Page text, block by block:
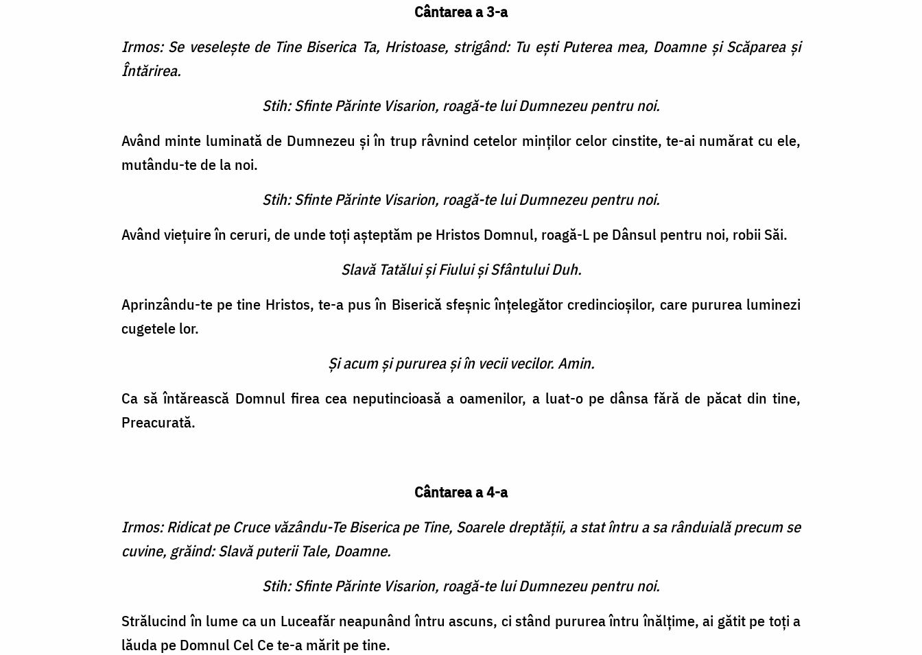
Cântarea a 3-a
Irmos: Se veseleşte de Tine Biserica Ta, Hristoase, strigând: Tu eşti Puterea mea, Doamne şi Scăparea şi
Întărirea.
Stih: Sfinte Părinte Visarion, roagă-te lui Dumnezeu pentru noi.
Având minte luminată de Dumnezeu şi în trup râvnind cetelor minţilor celor cinstite, te-ai numărat cu ele,
mutându-te de la noi.
Stih: Sfinte Părinte Visarion, roagă-te lui Dumnezeu pentru noi.
Având vieţuire în ceruri, de unde toţi aşteptăm pe Hristos Domnul, roagă-L pe Dânsul pentru noi, robii Săi.
Slavă Tatălui şi Fiului şi Sfântului Duh.
Aprinzându-te pe tine Hristos, te-a pus în Biserică sfeşnic înţelegător credincioşilor, care pururea luminezi
cugetele lor.
Şi acum şi pururea şi în vecii vecilor. Amin.
Ca să întărească Domnul firea cea neputincioasă a oamenilor, a luat-o pe dânsa fără de păcat din tine,
Preacurată.
Cântarea a 4-a
Irmos: Ridicat pe Cruce văzându-Te Biserica pe Tine, Soarele dreptăţii, a stat întru a sa rânduială precum se
cuvine, grăind: Slavă puterii Tale, Doamne.
Stih: Sfinte Părinte Visarion, roagă-te lui Dumnezeu pentru noi.
Strălucind în lume ca un Luceafăr neapunând întru ascuns, ci stând pururea întru înălţime, ai gătit pe toţi a
lăuda pe Domnul Cel Ce te-a mărit pe tine.